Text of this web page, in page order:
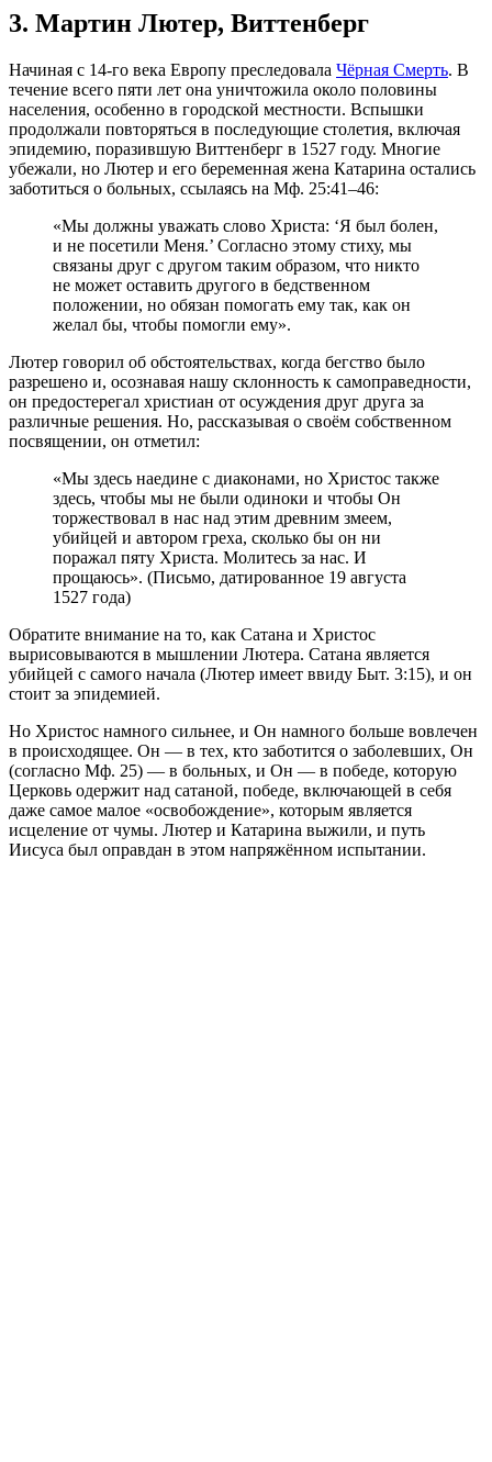
3. Мартин Лютер, Виттенберг
Начиная с 14-го века Европу преследовала Чёрная Смерть. В
течение всего пяти лет она уничтожила около половины
населения, особенно в городской местности. Вспышки
продолжали повторяться в последующие столетия, включая
эпидемию, поразившую Виттенберг в 1527 году. Многие
убежали, но Лютер и его беременная жена Катарина остались
заботиться о больных, ссылаясь на Мф. 25:41–46:
«Мы должны уважать слово Христа: ‘Я был болен,
и не посетили Меня.’ Согласно этому стиху, мы
связаны друг с другом таким образом, что никто
не может оставить другого в бедственном
положении, но обязан помогать ему так, как он
желал бы, чтобы помогли ему».
Лютер говорил об обстоятельствах, когда бегство было
разрешено и, осознавая нашу склонность к самоправедности,
он предостерегал христиан от осуждения друг друга за
различные решения. Но, рассказывая о своём собственном
посвящении, он отметил:
«Мы здесь наедине с диаконами, но Христос также
здесь, чтобы мы не были одиноки и чтобы Он
торжествовал в нас над этим древним змеем,
убийцей и автором греха, сколько бы он ни
поражал пяту Христа. Молитесь за нас. И
прощаюсь». (Письмо, датированное 19 августа
1527 года)
Обратите внимание на то, как Сатана и Христос
вырисовываются в мышлении Лютера. Сатана является
убийцей с самого начала (Лютер имеет ввиду Быт. 3:15), и он
стоит за эпидемией.
Но Христос намного сильнее, и Он намного больше вовлечен
в происходящее. Он — в тех, кто заботится о заболевших, Он
(согласно Мф. 25) — в больных, и Он — в победе, которую
Церковь одержит над сатаной, победе, включающей в себя
даже самое малое «освобождение», которым является
исцеление от чумы. Лютер и Катарина выжили, и путь
Иисуса был оправдан в этом напряжённом испытании.